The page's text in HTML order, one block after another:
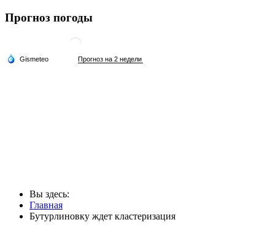
Прогноз погоды
Вы здесь:
Главная
Бутурлиновку ждет кластеризация